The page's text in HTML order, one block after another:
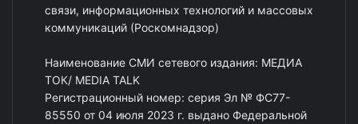
связи, информационных технологий и массовых
коммуникаций (Роскомнадзор)
Наименование СМИ сетевого издания: МЕДИА
ТОК/ MEDIA TALK
Регистрационный номер: серия Эл № ФС77-
85550 от 04 июля 2023 г. выдано Федеральной